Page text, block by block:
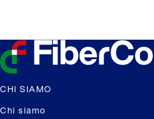
CHI SIAMO
Chi siamo